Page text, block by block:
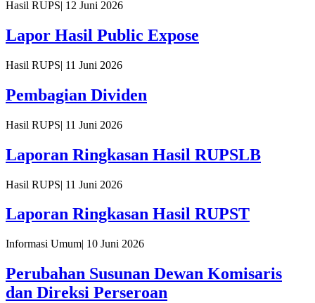
Hasil RUPS| 12 Juni 2026
Lapor Hasil Public Expose
Hasil RUPS| 11 Juni 2026
Pembagian Dividen
Hasil RUPS| 11 Juni 2026
Laporan Ringkasan Hasil RUPSLB
Hasil RUPS| 11 Juni 2026
Laporan Ringkasan Hasil RUPST
Informasi Umum| 10 Juni 2026
Perubahan Susunan Dewan Komisaris
dan Direksi Perseroan